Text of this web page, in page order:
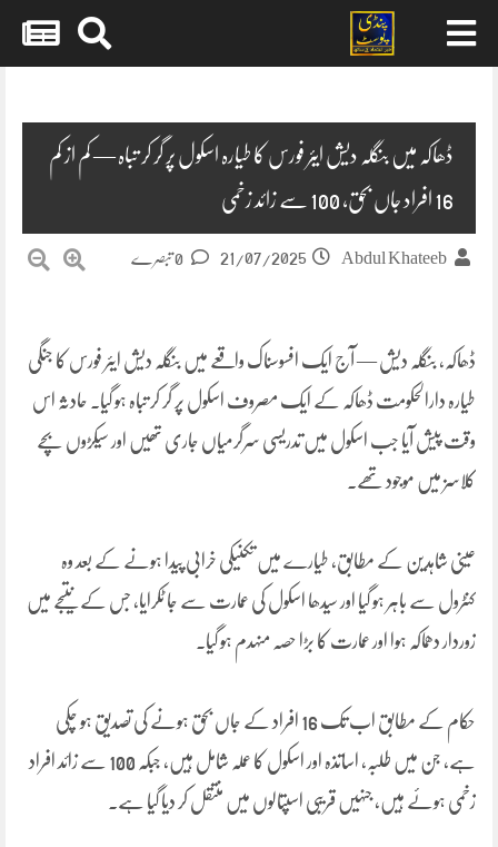
ڈھاکہ میں بنگلہ دیش ایئر فورس کا طیارہ اسکول پر گر کر تباہ — کم از کم
16 افراد جاں بحق، 100 سے زائد زخمی
Abdul Khateeb
21/07/2025
ڈھاکہ، بنگلہ دیش — آج ایک افسوسناک واقعے میں بنگلہ دیش ایئر فورس کا جنگی
طیارہ دارالحکومت ڈھاکہ کے ایک مصروف اسکول پر گر کر تباہ ہو گیا۔ حادثہ اس
وقت پیش آیا جب اسکول میں تدریسی سرگرمیاں جاری تھیں اور سیکڑوں بچے
کلاسز میں موجود تھے۔
عینی شاہدین کے مطابق، طیارے میں تکنیکی خرابی پیدا ہونے کے بعد وہ
کنٹرول سے باہر ہو گیا اور سیدھا اسکول کی عمارت سے جا ٹکرایا، جس کے نتیجے میں
زوردار دھماکہ ہوا اور عمارت کا بڑا حصہ منہدم ہو گیا۔
حکام کے مطابق اب تک 16 افراد کے جاں بحق ہونے کی تصدیق ہو چکی
ہے، جن میں طلبہ، اساتذہ اور اسکول کا عملہ شامل ہیں، جبکہ 100 سے زائد افراد
زخمی ہوئے ہیں، جنہیں قریبی اسپتالوں میں منتقل کر دیا گیا ہے۔